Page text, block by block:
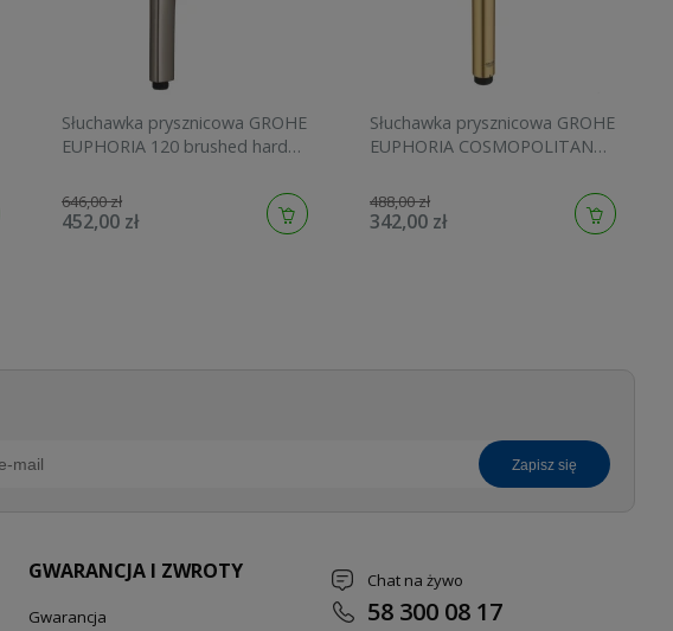
Słuchawka prysznicowa GROHE
EUPHORIA 120 brushed hard
646,00 zł
452,00 zł
Słuchawka prysznicowa GROHE
EUPHORIA COSMOPOLITAN
27400GN0
488,00 zł
342,00 zł
zapisz się
GWARANCJA I ZWROTY
Gwarancja
Chat na żywo
58 300 08 17